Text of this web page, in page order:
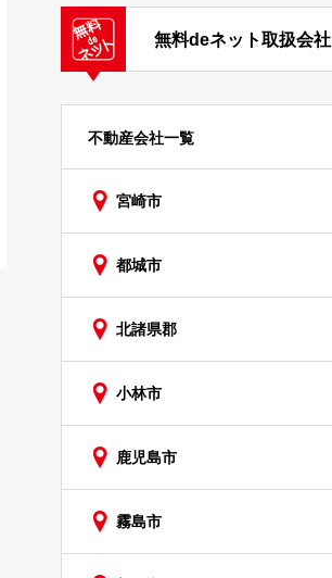
無料deネット取扱会社
不動産会社一覧
宮崎市
都城市
北諸県郡
小林市
鹿児島市
霧島市